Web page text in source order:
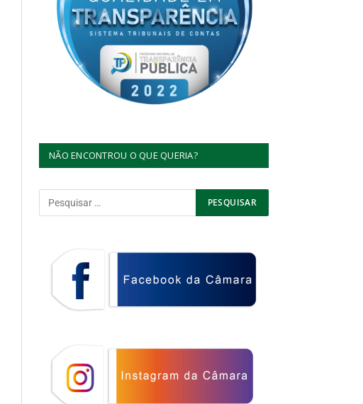
NÃO ENCONTROU O QUE QUERIA?